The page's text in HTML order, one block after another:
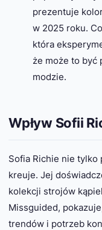
prezentuje
w 2025 roku.
która
że może to być
modzie.
Wpływ Sofii
Sofia Richie nie tylko
kreuje. Jej
kolekcji strojów
Missguided,
trendów i potrzeb